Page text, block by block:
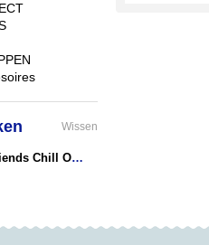
Wissen
Forever Friends Chill Out... Its's a Long Day